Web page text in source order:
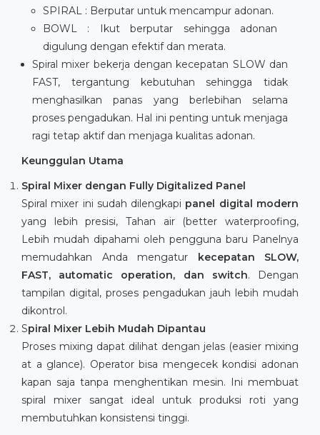
SPIRAL : Berputar untuk mencampur adonan.
BOWL : Ikut berputar sehingga adonan
digulung dengan efektif dan merata.
Spiral mixer bekerja dengan kecepatan SLOW dan
FAST, tergantung kebutuhan sehingga tidak
menghasilkan panas yang berlebihan selama
proses pengadukan. Hal ini penting untuk menjaga
ragi tetap aktif dan menjaga kualitas adonan.
Keunggulan Utama
Spiral Mixer dengan Fully Digitalized Panel
Spiral mixer ini sudah dilengkapi panel digital modern
yang lebih presisi, Tahan air (better waterproofing,
Lebih mudah dipahami oleh pengguna baru Panelnya
memudahkan Anda mengatur kecepatan SLOW,
FAST, automatic operation, dan switch. Dengan
tampilan digital, proses pengadukan jauh lebih mudah
dikontrol.
Spiral Mixer Lebih Mudah Dipantau
Proses mixing dapat dilihat dengan jelas (easier mixing
at a glance). Operator bisa mengecek kondisi adonan
kapan saja tanpa menghentikan mesin. Ini membuat
spiral mixer sangat ideal untuk produksi roti yang
membutuhkan konsistensi tinggi.